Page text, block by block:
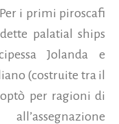
i primi piroscafi
palatial ships
Jolanda e
(costruite tra il
optò per ragioni di